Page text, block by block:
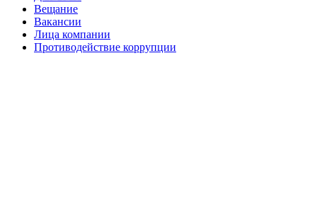
Вещание
Вакансии
Лица компании
Противодействие коррупции